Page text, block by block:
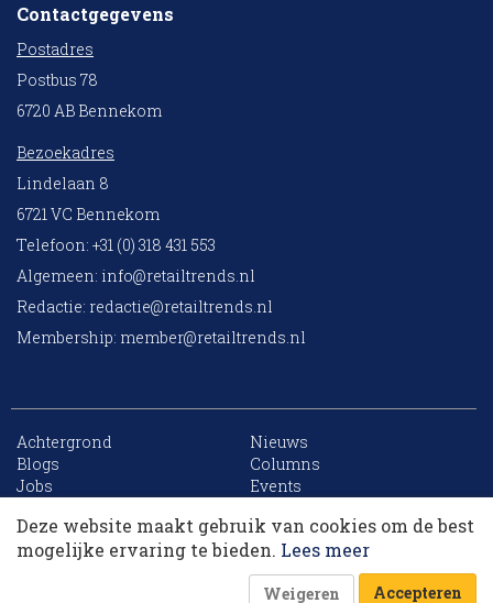
Dit artikel krijg je cadeau. Lees alles van
RetailTrends voor slechts € 10,- (eerste maand).
Contactgegevens
Postadres
Postbus 78
6720 AB Bennekom
Bezoekadres
Lindelaan 8
6721 VC Bennekom
Telefoon: +31 (0) 318 431 553
Algemeen: info@retailtrends.nl
Redactie: redactie@retailtrends.nl
Membership: member@retailtrends.nl
Achtergrond
Nieuws
Blogs
Columns
Jobs
Events
Archief
Sitemap
Deze website maakt gebruik van cookies om de best
mogelijke ervaring te bieden. Lees meer
Weigeren Accepteren